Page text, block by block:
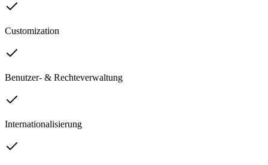
Customization
Benutzer- & Rechteverwaltung
Internationalisierung